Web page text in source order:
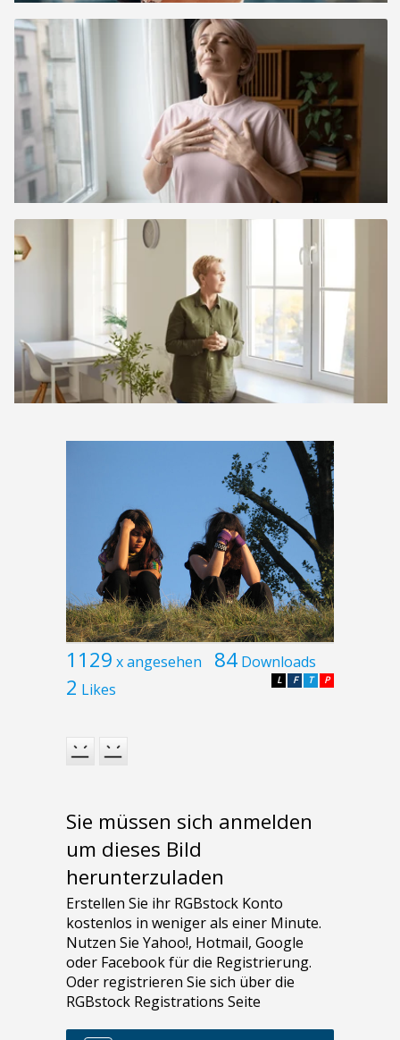
1129 x angesehen 84 Downloads
2 Likes P
T
F
L
Sie müssen sich anmelden
um dieses Bild
herunterzuladen